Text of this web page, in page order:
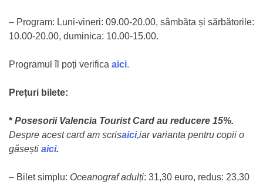
– Program: Luni-vineri: 09.00-20.00, sâmbăta și sărbătorile:
10.00-20.00, duminica: 10.00-15.00.
Programul îl poți verifica aici.
Prețuri bilete:
* Posesorii Valencia Tourist Card au reducere 15%.
Despre acest cardam scrisaici,iar varianta pentru copii o
găsești aici.
– Bilet simplu: Oceanograf adulți: 31,30 euro, redus: 23,30